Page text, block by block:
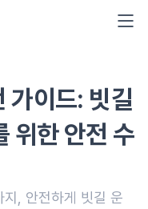
이드: 빗길
위한 안전 수
, 안전하게 빗길 운